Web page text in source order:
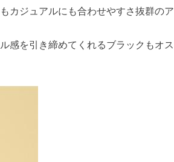
カジュアルにも合わせやすさ抜群のア
感を引き締めてくれるブラックもオス